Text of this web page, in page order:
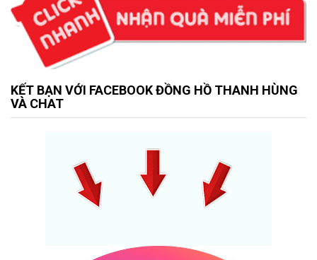
KẾT BẠN VỚI FACEBOOK ĐỒNG HỒ THANH HÙNG
VÀ CHAT